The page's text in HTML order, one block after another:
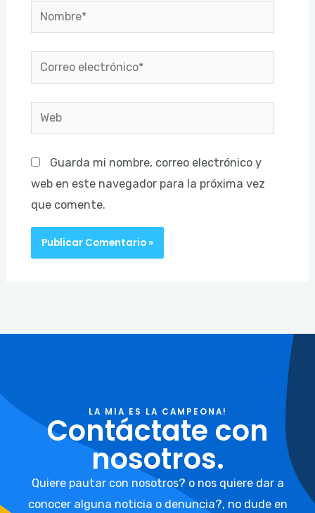
Nombre*
Correo
electrónico*
Web
Guarda mi nombre, correo electrónico y
web en este navegador para la próxima vez
que comente.
LA MIA ES LA CAMPEONA!
Contáctate con
nosotros.
Quiere pautar con nosotros? o nos quiere dar a
conocer alguna noticia o denuncia?, no dude en